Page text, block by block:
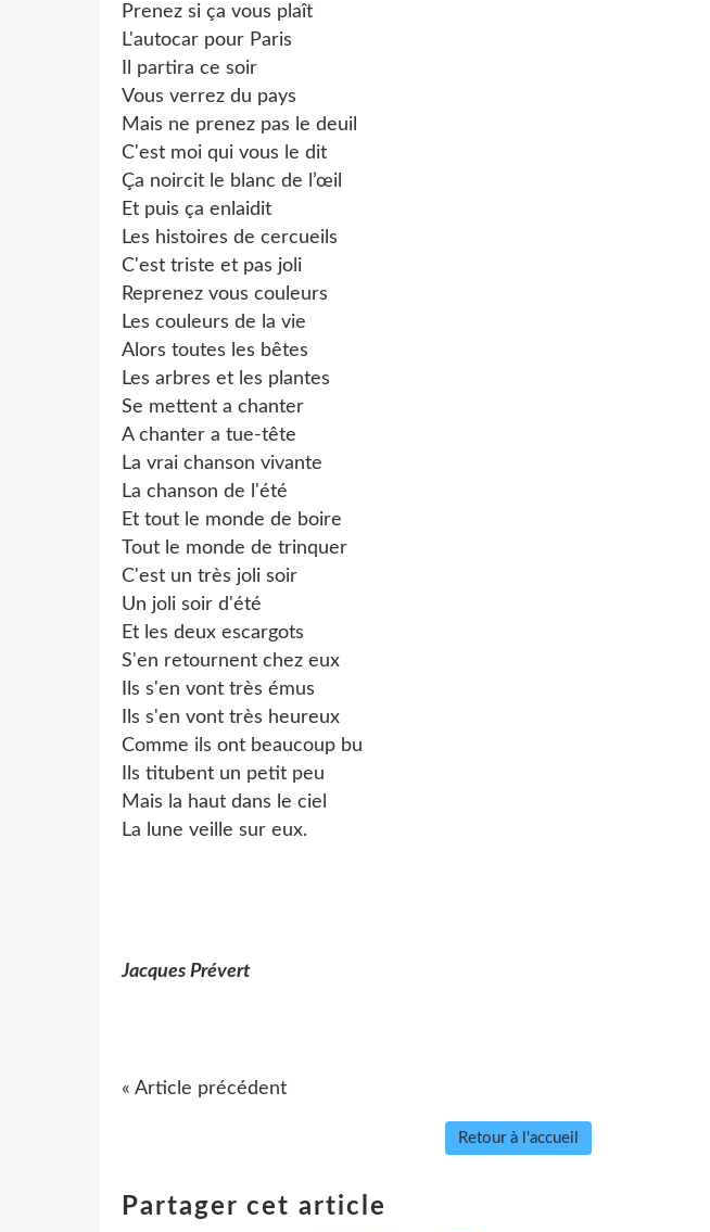
Prenez si ça vous plaît
L'autocar pour Paris
Il partira ce soir
Vous verrez du pays
Mais ne prenez pas le deuil
C'est moi qui vous le dit
Ça noircit le blanc de l’œil
Et puis ça enlaidit
Les histoires de cercueils
C'est triste et pas joli
Reprenez vous couleurs
Les couleurs de la vie
Alors toutes les bêtes
Les arbres et les plantes
Se mettent a chanter
A chanter a tue-tête
La vrai chanson vivante
La chanson de l'été
Et tout le monde de boire
Tout le monde de trinquer
C'est un très joli soir
Un joli soir d'été
Et les deux escargots
S'en retournent chez eux
Ils s'en vont très émus
Ils s'en vont très heureux
Comme ils ont beaucoup bu
Ils titubent un petit peu
Mais la haut dans le ciel
La lune veille sur eux.
Jacques Prévert
« Article précédent
Retour à l'accueil
Partager cet article